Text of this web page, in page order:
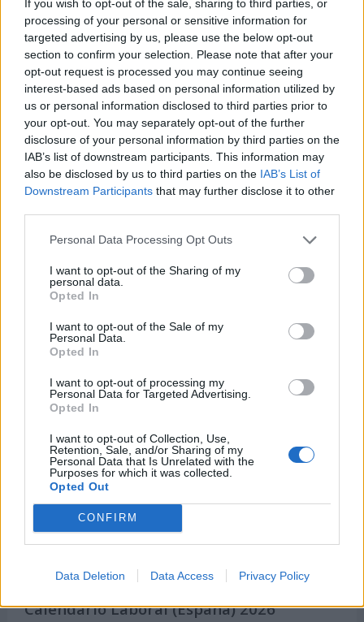
If you wish to opt-out of the sale, sharing to third parties, or
processing of your personal or sensitive information for
targeted advertising by us, please use the below opt-out
section to confirm your selection. Please note that after your
opt-out request is processed you may continue seeing
interest-based ads based on personal information utilized by
us or personal information disclosed to third parties prior to
your opt-out. You may separately opt-out of the further
disclosure of your personal information by third parties on the
IAB’s list of downstream participants. This information may
also be disclosed by us to third parties on the IAB’s List of
Downstream Participants that may further disclose it to other
Personal Data Processing Opt Outs
I want to opt-out of the Sharing of my
personal data.
Opted In
I want to opt-out of the Sale of my
Personal Data.
Opted In
I want to opt-out of processing my
Personal Data for Targeted Advertising.
Opted In
I want to opt-out of Collection, Use,
Retention, Sale, and/or Sharing of my
Personal Data that Is Unrelated with the
Purposes for which it was collected.
Opted Out
CONFIRM
Data Deletion Data Access Privacy Policy
Secciones destacadas
Noticias y actualidad sobre Días
Internacionales
Onomástica. Todos los santos
Semanas Internacionales
Años Internacionales
Qué se celebra el día de mi cumpleaños
Eventos internacionales de cultura
Los mejores canales de Youtube según
nuestra audiencia. ¡Participa!
Crea una cuenta atrás para el evento que
quieras
Calendarios
Calendario Laboral por municipios
(España)
Calendario Laboral (España) 2026